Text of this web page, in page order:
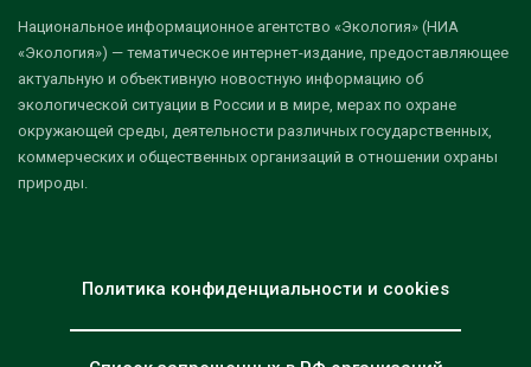
Национальное информационное агентство «Экология» (НИА
«Экология») — тематическое интернет-издание, предоставляющее
актуальную и объективную новостную информацию об
экологической ситуации в России и в мире, мерах по охране
окружающей среды, деятельности различных государственных,
коммерческих и общественных организаций в отношении охраны
природы.
Политика конфиденциальности и cookies